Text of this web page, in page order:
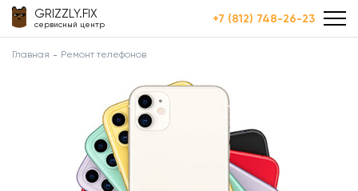
GRIZZLY.FIX
сервисный центр +7 (812) 748-26-23
Главная Ремонт телефонов